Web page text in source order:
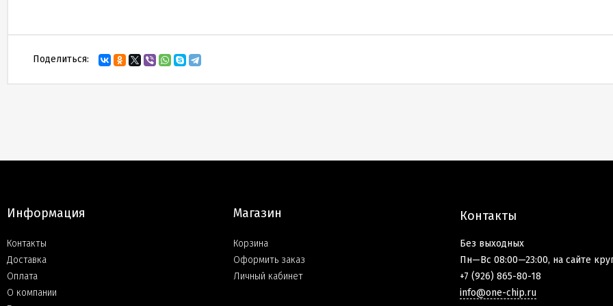
Поделиться:
Информация
Контакты
Доставка
Оплата
О компании
Магазин
Корзина
Оформить заказ
Личный кабинет
Контакты
Без выходных
Пн—Вс 08:00—23:00, на сайте
+7 (926) 865-80-18
info@one-chip.ru